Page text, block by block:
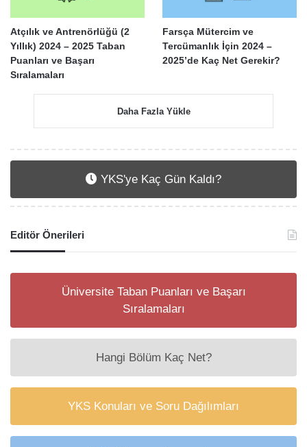
Atçılık ve Antrenörlüğü (2
Yıllık) 2024 – 2025 Taban
Puanları ve Başarı
Sıralamaları
Farsça Mütercim ve
Tercümanlık İçin 2024 –
2025’de Kaç Net Gerekir?
Daha Fazla Yükle
YKS'ye Kaç Gün Kaldı?
Editör Önerileri
Üniversite Taban Puanları ve Başarı
Sıralamaları
Hangi Bölüm Kaç Net?
YKS Konuları ve Soru Dağılımları